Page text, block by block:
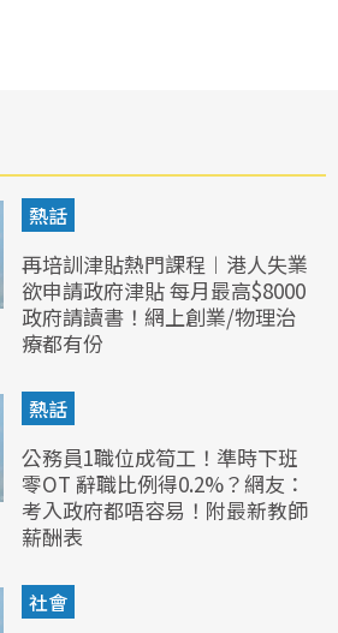
熱話
再培訓津貼熱門課程︱港人失業
欲申請政府津貼 每月最高$8000
政府請讀書！網上創業/物理治
療都有份
熱話
公務員1職位成筍工！準時下班
零OT 辭職比例得0.2%？網友：
考入政府都唔容易！附最新教師
薪酬表
社會